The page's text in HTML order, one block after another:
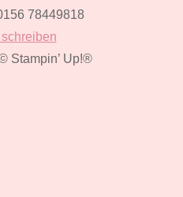
78449818
Stampin’ Up!®